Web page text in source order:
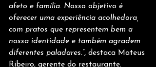
afeto e família. Nosso objetivo é
oferecer uma experiência acolhedora,
com pratos que representem bem a
nossa identidade e também agradem
diferentes paladares.”, destaca Mateus
Ribeiro, gerente do restaurante.